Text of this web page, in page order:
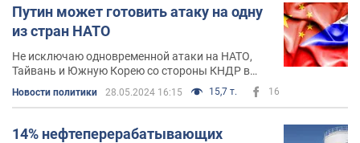
Путин может готовить атаку на одну
из стран НАТО
Не исключаю одновременной атаки на НАТО,
Тайвань и Южную Корею со стороны КНДР в
Новости политики 28.05.2024 16:15 15,7 т. 16
14% нефтеперерабатывающих